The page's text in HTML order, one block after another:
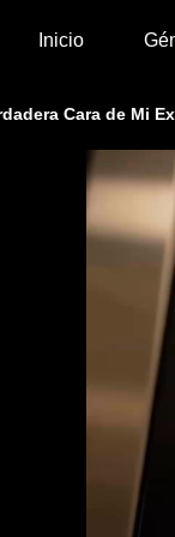
Inicio
Cara de Mi Ex